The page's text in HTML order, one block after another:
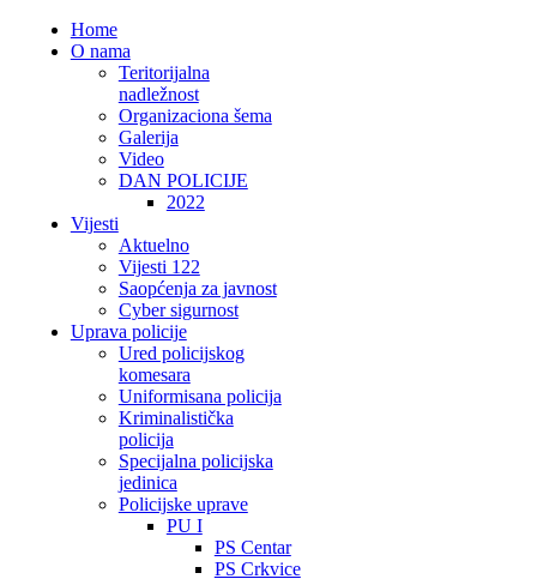
Home
O nama
Teritorijalna
nadležnost
Organizaciona šema
Galerija
Video
DAN POLICIJE
2022
Vijesti
Aktuelno
Vijesti 122
Saopćenja za javnost
Cyber sigurnost
Uprava policije
Ured policijskog
komesara
Uniformisana policija
Kriminalistička
policija
Specijalna policijska
jedinica
Policijske uprave
PU I
PS Centar
PS Crkvice